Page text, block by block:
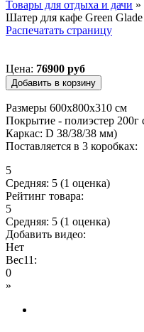
Вы здесь
Товары для отдыха и дачи »
Шатер для кафе Green
Распечатать страницу
Цена: 76900 руб
Размеры 600х800х310 см
Покрытие - полиэстер
Каркас: D 38/38/38 мм)
Поставляется в 3 коробках:
5
Средняя: 5 (1 оценка)
Рейтинг товара:
5
Средняя: 5 (1 оценка)
Добавить видео:
Нет
Вес11:
0
»